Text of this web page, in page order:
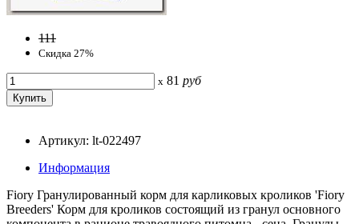
111
Скидка 27%
x 81 руб
Артикул: lt-022497
Информация
Fiory Гранулированный корм для карликовых кроликов 'Fiory
Breeders' Корм для кроликов состоящий из гранул основного